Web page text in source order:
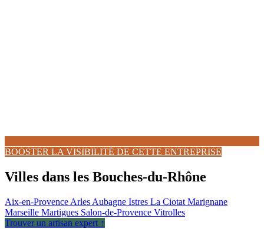
BOOSTER LA VISIBILITÉ DE CETTE ENTREPRISE
Villes dans les Bouches-du-Rhône
Aix-en-Provence Arles Aubagne Istres La Ciotat Marignane
Marseille Martigues Salon-de-Provence Vitrolles
Trouver un artisan expert ↑